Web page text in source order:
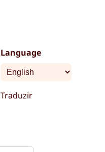
Language
Traduzir